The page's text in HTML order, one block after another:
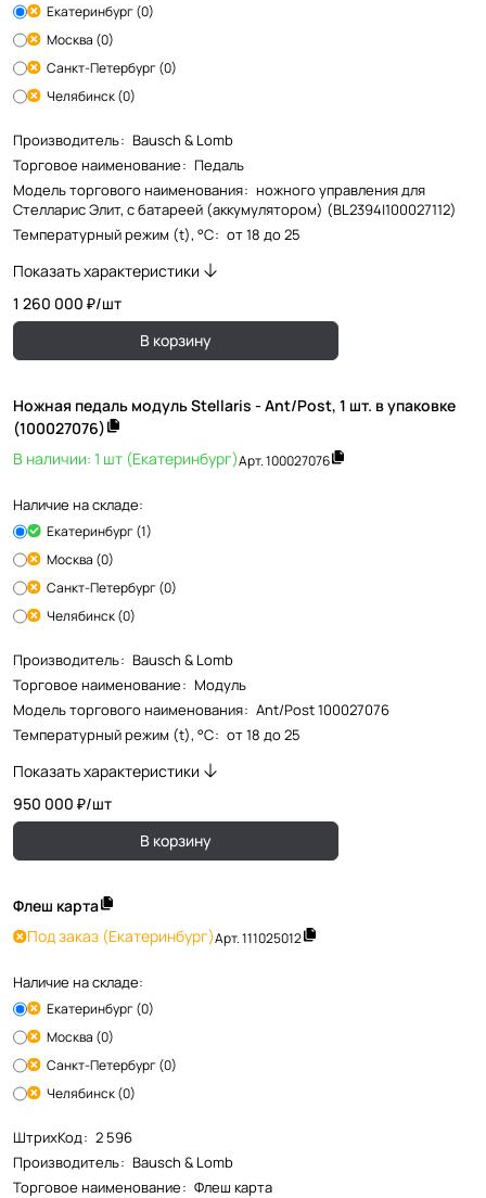
Екатеринбург (0)
Москва (0)
Санкт-Петербург (0)
Челябинск (0)
Производитель: Bausch & Lomb
Торговое наименование: Педаль
Модель торгового наименования: ножного управления для
Стелларис Элит, с батареей (аккумулятором) (BL2394|100027112)
Температурный режим (t), °С: от 18 до 25
Показать характеристики
1 260 000 ₽/шт
В корзину
Ножная педаль модуль Stellaris - Ant/Post, 1 шт. в упаковке
(100027076)
В наличии: 1 шт (Екатеринбург)Арт.100027076
Наличие на складе:
Екатеринбург (1)
Москва (0)
Санкт-Петербург (0)
Челябинск (0)
Производитель: Bausch & Lomb
Торговое наименование: Модуль
Модель торгового наименования: Ant/Post 100027076
Температурный режим (t), °С: от 18 до 25
Показать характеристики
950 000 ₽/шт
В корзину
Флеш карта
Под заказ (Екатеринбург)Арт.111025012
Наличие на складе:
Екатеринбург (0)
Москва (0)
Санкт-Петербург (0)
Челябинск (0)
ШтрихКод: 2 596
Производитель: Bausch & Lomb
Торговое наименование: Флеш карта